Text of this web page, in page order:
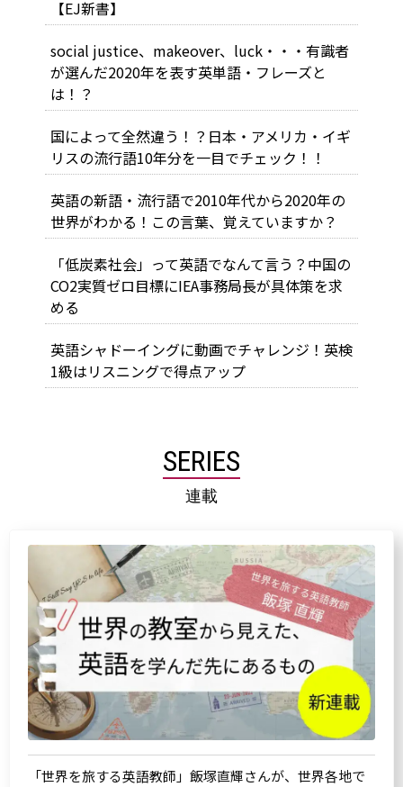
【EJ新書】
social justice、makeover、luck・・・有識者
が選んだ2020年を表す英単語・フレーズと
は！？
国によって全然違う！？日本・アメリカ・イギ
リスの流行語10年分を一目でチェック！！
英語の新語・流行語で2010年代から2020年の
世界がわかる！この言葉、覚えていますか？
「低炭素社会」って英語でなんて言う？中国の
CO2実質ゼロ目標にIEA事務局長が具体策を求
める
英語シャドーイングに動画でチャレンジ！英検
1級はリスニングで得点アップ
SERIES
連載
「世界を旅する英語教師」飯塚直輝さんが、世界各地で